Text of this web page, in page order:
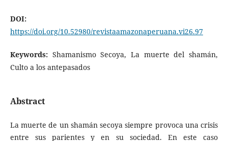
DOI:
https://doi.org/10.52980/revistaamazonaperuana.vi26.97
Keywords: Shamanismo Secoya, La muerte del shamán,
Culto a los antepasados
Abstract
La muerte de un shamán secoya siempre provoca una crisis
entre sus parientes y en su sociedad. En este caso